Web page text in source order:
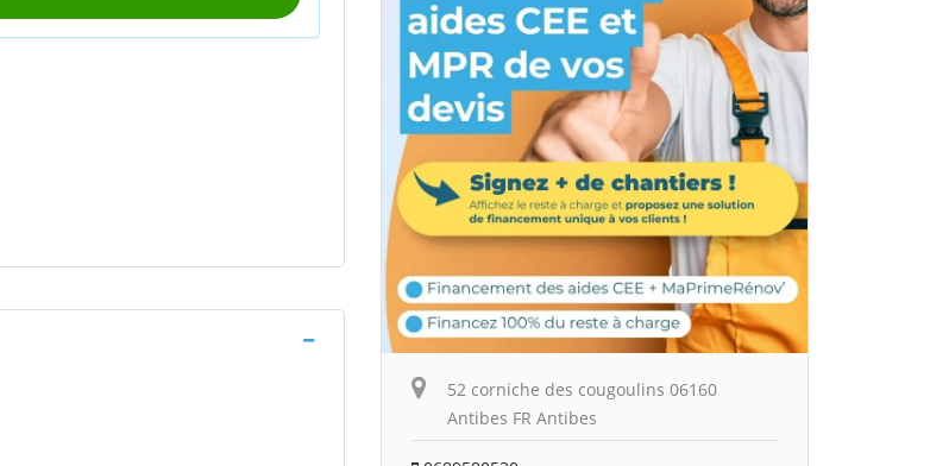
52 corniche des cougoulins 06160
Antibes FR Antibes